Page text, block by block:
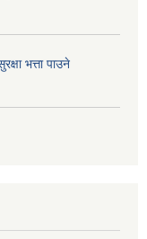
भत्ता पाउने